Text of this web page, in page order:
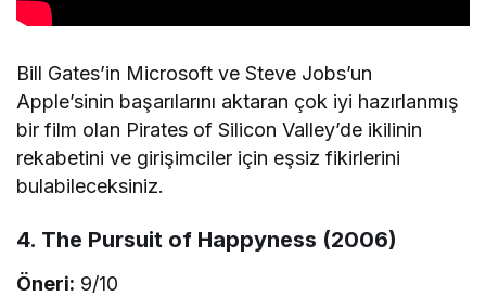
Bill Gates’in Microsoft ve Steve Jobs’un
Apple’sinin başarılarını aktaran çok iyi hazırlanmış
bir film olan Pirates of Silicon Valley’de ikilinin
rekabetini ve girişimciler için eşsiz fikirlerini
bulabileceksiniz.
4. The Pursuit of Happyness (2006)
Öneri: 9/10